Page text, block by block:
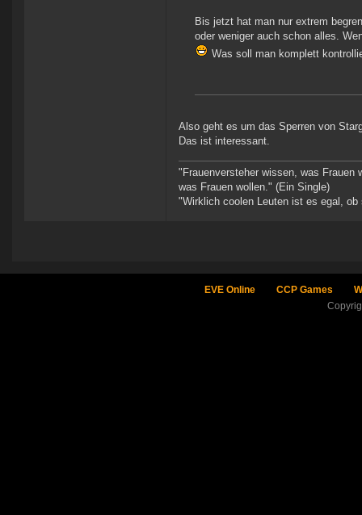
Bis jetzt hat man nur extrem
oder weniger auch schon alles.
Was soll man komplett
Also geht es um das Sperren von
Das ist interessant.
"Frauenversteher wissen, was Frauen
was Frauen wollen." (Ein Single)
"Wirklich coolen Leuten ist es egal,
EVE Online CCP Games